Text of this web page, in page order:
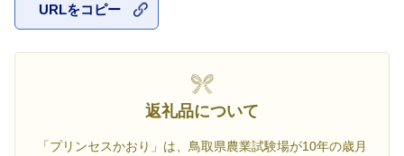
URLをコピー
返礼品について
「プリンセスかおり」は、鳥取県農業試験場が10年の歳月